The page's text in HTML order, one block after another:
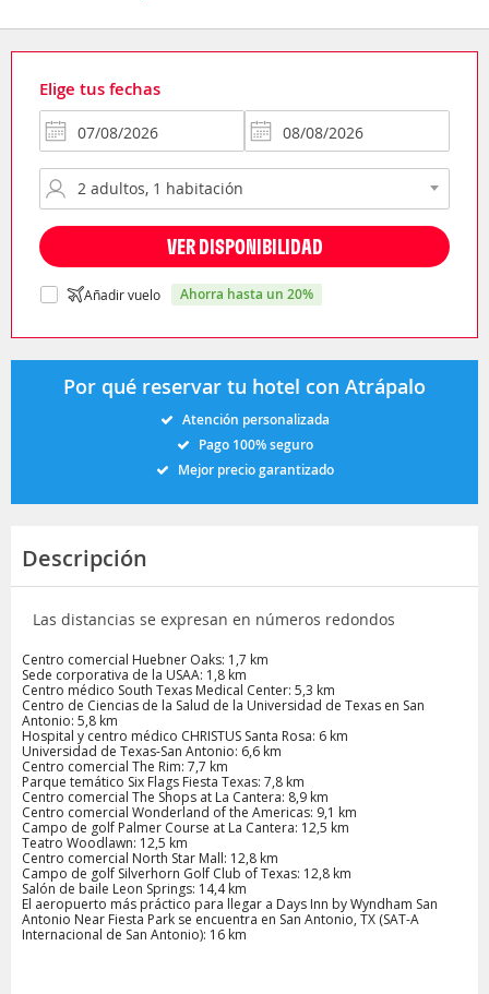
Elige tus fechas
VER DISPONIBILIDAD
Añadir vuelo ahorra hasta un 20%
Por qué reservar tu hotel con Atrápalo
Atención personalizada
Pago 100% seguro
Mejor precio garantizado
Descripción
Las distancias se expresan en números redondos
Centro comercial Huebner Oaks: 1,7 km
Sede corporativa de la USAA: 1,8 km
Centro médico South Texas Medical Center: 5,3 km
Centro de Ciencias de la Salud de la Universidad de Texas en San
Antonio: 5,8 km
Hospital y centro médico CHRISTUS Santa Rosa: 6 km
Universidad de Texas-San Antonio: 6,6 km
Centro comercial The Rim: 7,7 km
Parque temático Six Flags Fiesta Texas: 7,8 km
Centro comercial The Shops at La Cantera: 8,9 km
Centro comercial Wonderland of the Americas: 9,1 km
Campo de golf Palmer Course at La Cantera: 12,5 km
Teatro Woodlawn: 12,5 km
Centro comercial North Star Mall: 12,8 km
Campo de golf Silverhorn Golf Club of Texas: 12,8 km
Salón de baile Leon Springs: 14,4 km
El aeropuerto más práctico para llegar a Days Inn by Wyndham San
Antonio Near Fiesta Park se encuentra en San Antonio, TX (SAT-A
Internacional de San Antonio): 16 km